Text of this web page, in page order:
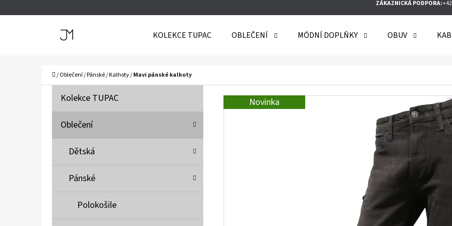
ZÁKAZNICKÁ PODPORA:
KOLEKCE TUPAC OBLEČENÍ MÓDNÍ DOPLŇKY OBUV
Domů
/Oblečení/Pánské/Kalhoty/Mavi pánské kalhoty
Přeskočit
K Kolekce TUPAC
Oblečení
Dětská
Pánské
Polokošile
Novinka